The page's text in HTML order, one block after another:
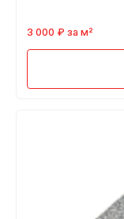
3 000 ₽ за м²